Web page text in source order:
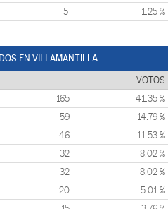
5 1.25 %
EN VILLAMANTILLA
VOTOS
165 41.35 %
59 14.79 %
46 11.53 %
32 8.02 %
32 8.02 %
20 5.01 %